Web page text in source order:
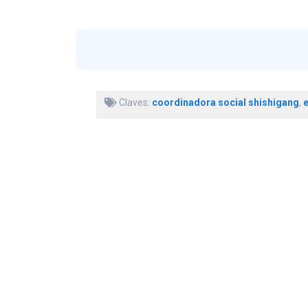
Claves: coordinadora social shishigang,